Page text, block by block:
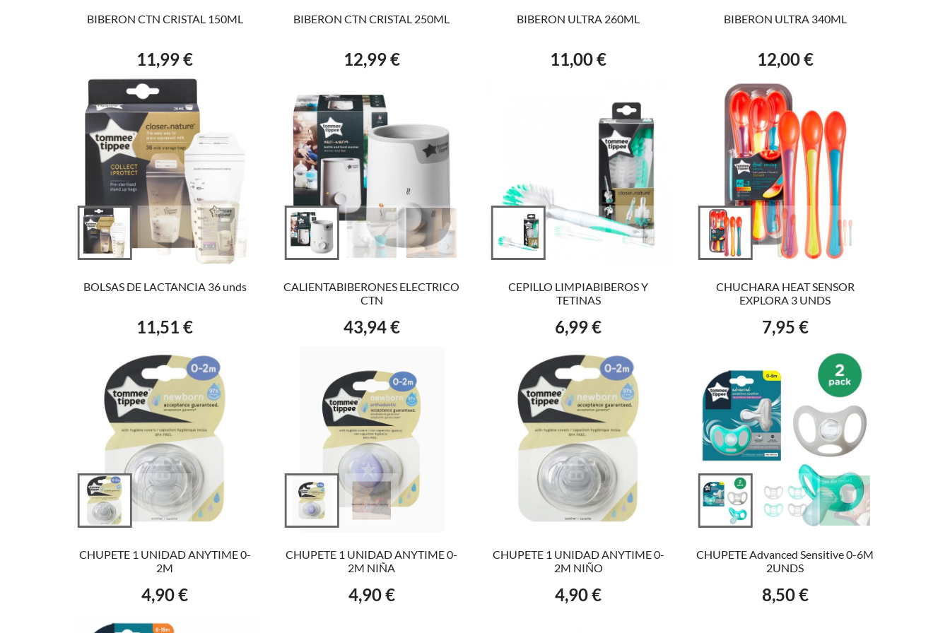
BIBERON CTN CRISTAL 150ML
Precio
11,99 €
BIBERON CTN CRISTAL 250ML
Precio
12,99 €
BIBERON ULTRA 260ML
Precio
11,00 €
BIBERON ULTRA 340ML
Precio
12,00 €
AÑADIR AL CARRITO
BOLSAS DE LACTANCIA 36 unds
Precio
11,51 €
VER EL PRODUCTO
CALIENTABIBERONES ELECTRICO
CTN
Precio
43,94 €
VER EL PRODUCTO
CEPILLO LIMPIABIBEROS Y
TETINAS
Precio
6,99 €
AÑADIR AL CARRITO
CHUCHARA HEAT SENSOR
EXPLORA 3 UNDS
Precio
7,95 €
VER EL PRODUCTO
CHUPETE 1 UNIDAD ANYTIME 0-
2M
Precio
4,90 €
VER EL PRODUCTO
CHUPETE 1 UNIDAD ANYTIME 0-
2M NIÑA
Precio
4,90 €
VER EL PRODUCTO
CHUPETE 1 UNIDAD ANYTIME 0-
2M NIÑO
Precio
4,90 €
VER EL PRODUCTO
CHUPETE Advanced Sensitive 0-6M
2UNDS
Precio
8,50 €